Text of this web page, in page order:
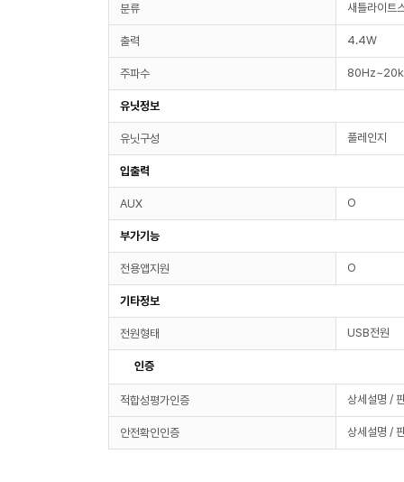
분류 새틀라이트
출력 4.4W
주파수
유닛정보
유닛구성 풀레인지
입출력
AUX O
부가기능
전용앱지원 O
기타정보
전원형태 USB전원
인증
적합성평가인증 상세설명 /
안전확인인증 상세설명 /